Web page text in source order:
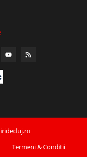
Termeni & Conditii